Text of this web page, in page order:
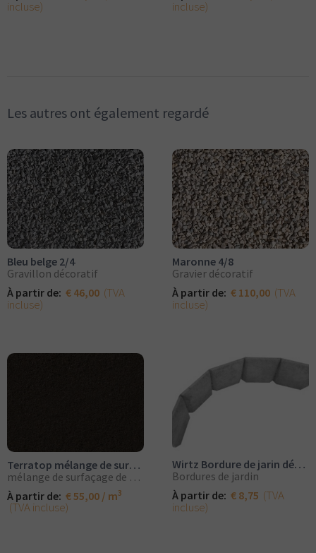
incluse) incluse)
Les autres ont également regardé
Bleu belge 2/4
Gravillon décoratif
À partir de: € 46,00 (TVA
incluse)
Maronne 4/8
Gravier décoratif
À partir de: € 110,00 (TVA
incluse)
Terratop mélange de surfaçage de gazon
mélange de surfaçage de gazon
À partir de: € 55,00 / m3
(TVA incluse)
Wirtz Bordure de jarin déformable
Bordures de jardin
À partir de: € 8,75 (TVA
incluse)